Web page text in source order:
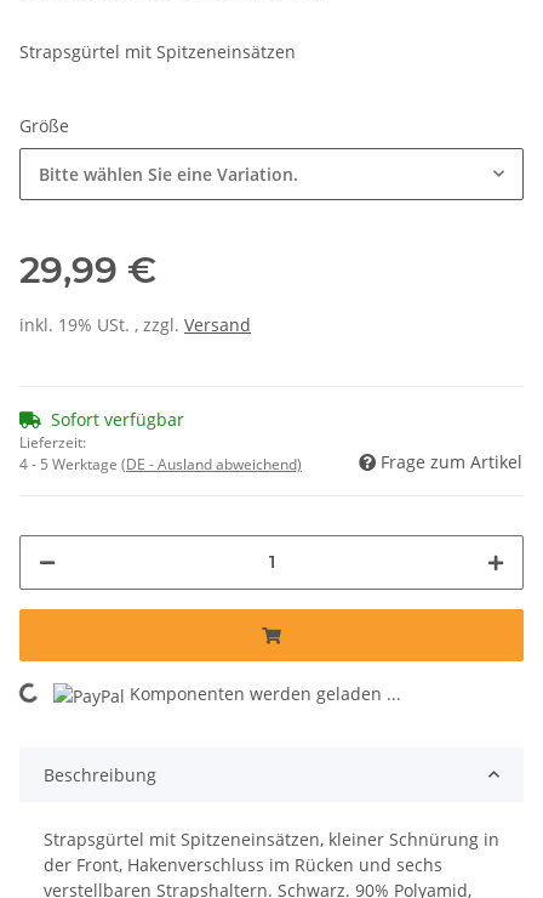
Strapsgürtel mit Spitzeneinsätzen
Größe
Bitte wählen Sie eine Variation.
29,99 €
inkl. 19% USt. , zzgl. Versand
Sofort verfügbar
Lieferzeit:
4 - 5 Werktage (DE - Ausland abweichend) Frage zum Artikel
Loading... Komponenten werden geladen ...
Beschreibung
Strapsgürtel mit Spitzeneinsätzen, kleiner Schnürung in
der Front, Hakenverschluss im Rücken und sechs
verstellbaren Strapshaltern. Schwarz. 90% Polyamid,